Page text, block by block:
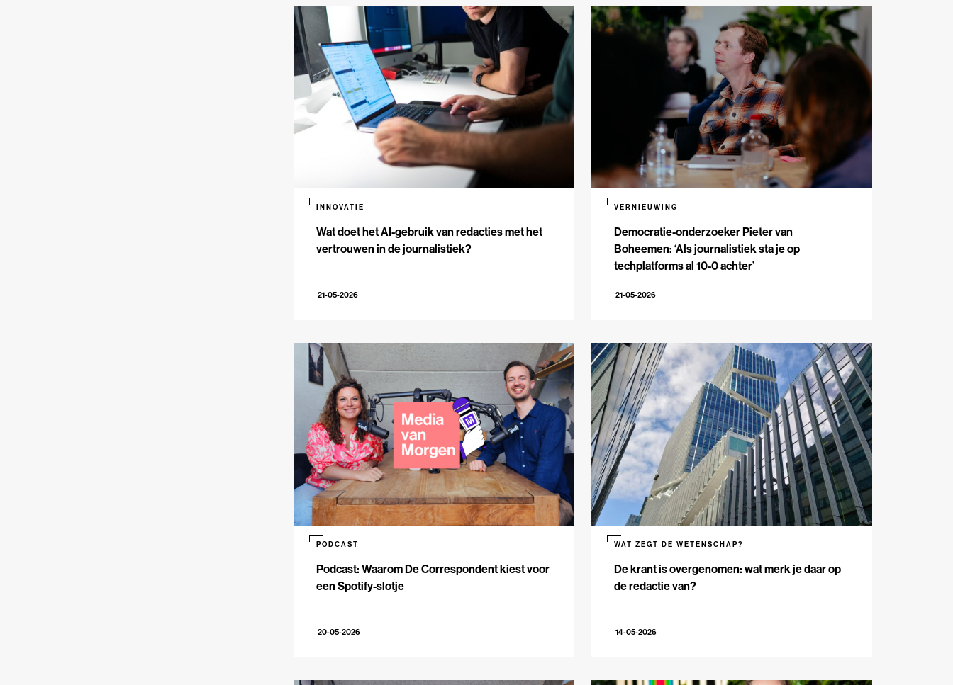
Wat doet het AI-gebruik van redacties met het
vertrouwen in de journalistiek?
INNOVATIE
21-05-2026
Democratie-onderzoeker Pieter van
Boheemen: ‘Als journalistiek sta je op
techplatforms al 10-0 achter’
VERNIEUWING
21-05-2026
Podcast: Waarom De Correspondent kiest voor
een Spotify-slotje
PODCAST
20-05-2026
De krant is overgenomen: wat merk je daar op
de redactie van?
WAT ZEGT DE WETENSCHAP?
14-05-2026